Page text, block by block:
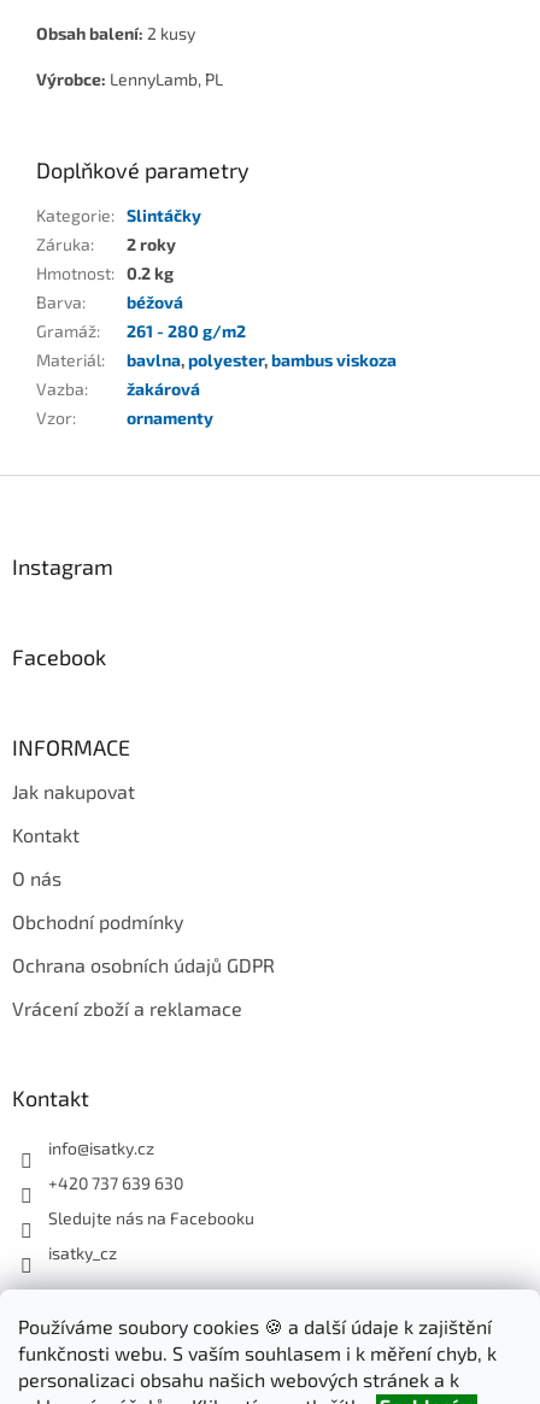
Používáme soubory cookies 🍪 a další údaje k zajištění
funkčnosti webu. S vaším souhlasem i k měření chyb, k
personalizaci obsahu našich webových stránek a k
Obsah balení: 2 kusy
Výrobce: LennyLamb, PL
Doplňkové parametry
Kategorie: Slintáčky
Záruka:
2 roky
Hmotnost: 0.2 kg
Barva:
béžová
Gramáž:
261 - 280 g/m2
Materiál: bavlna,polyester,bambus viskoza
Vazba:
žakárová
Vzor: ornamenty
Instagram
Facebook
INFORMACE
Jak nakupovat
Kontakt
O nás
Obchodní podmínky
Ochrana osobních údajů GDPR
Vrácení zboží a reklamace
Kontakt
info@isatky.cz
+420 737 639 630
Sledujte nás na Facebooku
isatky_cz
Odebírat newsletter
Vložte svůj e-mail a my vám budeme zasílat informace o nových
produktech na našem e-shopu.